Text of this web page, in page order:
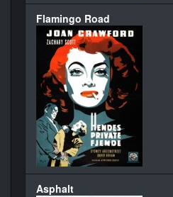
Flamingo Road
Asphalt